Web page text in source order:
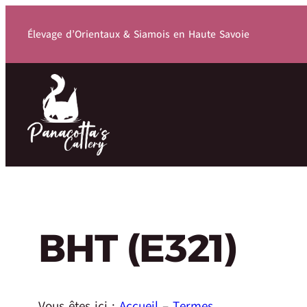
Élevage d’Orientaux & Siamois en Haute Savoie
BHT (E321)